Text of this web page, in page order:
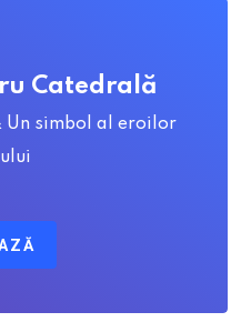
Catedrală
Un simbol al eroilor